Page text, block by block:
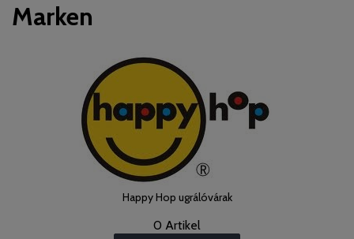
Marken
Happy Hop ugrálóvárak
0 Artikel